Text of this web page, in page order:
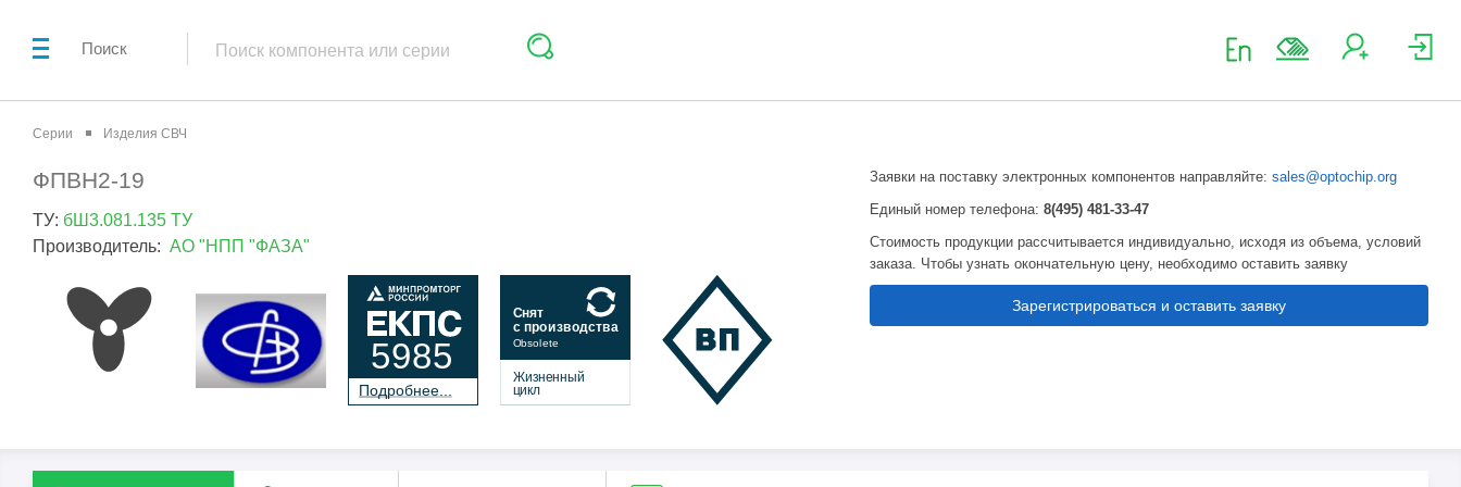
Поиск
Серии Изделия СВЧ
ФПВН2-19
ТУ: бШ3.081.135 ТУ
Производитель: АО "НПП "ФАЗА"
Подробнее...
5985
Жизненный
цикл
Obsolete
Снят
с производства
Заявки на поставку электронных компонентов направляйте:sales@optochip.org
Единый номер телефона:8(495) 481-33-47
Стоимость продукции рассчитывается индивидуально, исходя из объема, условий
заказа. Чтобы узнать окончательную цену, необходимо оставить заявку
Зарегистрироваться и оставить заявку